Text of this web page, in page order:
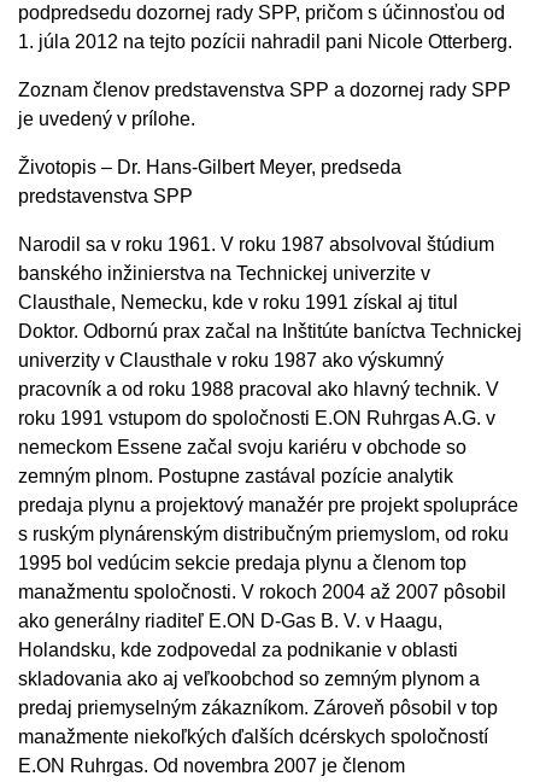
podpredsedu dozornej rady SPP, pričom s účinnosťou od
1. júla 2012 na tejto pozícii nahradil pani Nicole Otterberg.
Zoznam členov predstavenstva SPP a dozornej rady SPP
je uvedený v prílohe.
Životopis – Dr. Hans-Gilbert Meyer, predseda
predstavenstva SPP
Narodil sa v roku 1961. V roku 1987 absolvoval štúdium
banského inžinierstva na Technickej univerzite v
Clausthale, Nemecku, kde v roku 1991 získal aj titul
Doktor. Odbornú prax začal na Inštitúte baníctva Technickej
univerzity v Clausthale v roku 1987 ako výskumný
pracovník a od roku 1988 pracoval ako hlavný technik. V
roku 1991 vstupom do spoločnosti E.ON Ruhrgas A.G. v
nemeckom Essene začal svoju kariéru v obchode so
zemným plnom. Postupne zastával pozície analytik
predaja plynu a projektový manažér pre projekt spolupráce
s ruským plynárenským distribučným priemyslom, od roku
1995 bol vedúcim sekcie predaja plynu a členom top
manažmentu spoločnosti. V rokoch 2004 až 2007 pôsobil
ako generálny riaditeľ E.ON D-Gas B. V. v Haagu,
Holandsku, kde zodpovedal za podnikanie v oblasti
skladovania ako aj veľkoobchod so zemným plynom a
predaj priemyselným zákazníkom. Zároveň pôsobil v top
manažmente niekoľkých ďalších dcérskych spoločností
E.ON Ruhrgas. Od novembra 2007 je členom